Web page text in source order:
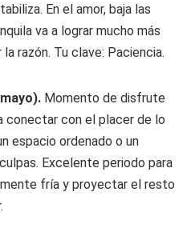
En el amor, baja las
va a lograr mucho más
razón. Tu clave: Paciencia.
Momento de disfrute
conectar con el placer de lo
espacio ordenado o un
Excelente periodo para
fría y proyectar el resto